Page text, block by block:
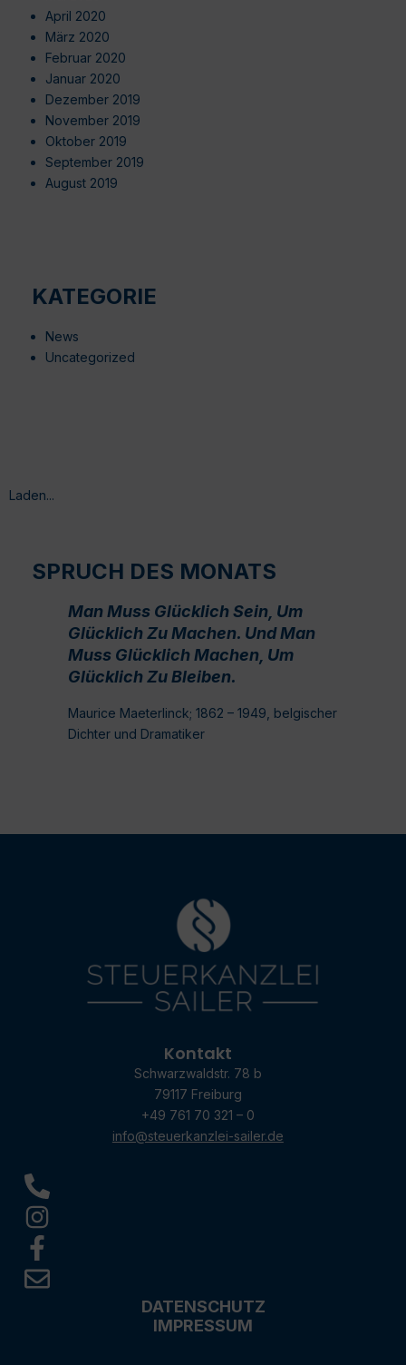
April 2020
März 2020
Februar 2020
Januar 2020
Dezember 2019
November 2019
Oktober 2019
September 2019
August 2019
KATEGORIE
News
Uncategorized
Laden...
SPRUCH DES MONATS
Man Muss Glücklich Sein, Um
Glücklich Zu Machen. Und Man
Muss Glücklich Machen, Um
Glücklich Zu Bleiben.
Maurice Maeterlinck; 1862 – 1949, belgischer
Dichter und Dramatiker
Kontakt
Schwarzwaldstr. 78 b
79117 Freiburg
+49 761 70 321 – 0
info@steuerkanzlei-sailer.de
DATENSCHUTZ
IMPRESSUM